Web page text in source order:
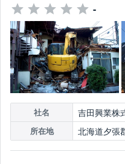
-
社名 吉田興業株
所在地 北海道夕張